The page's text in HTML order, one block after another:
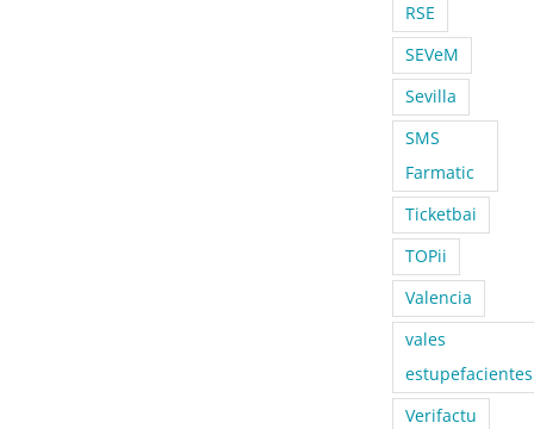
RSE
SEVeM
Sevilla
SMS
Farmatic
Ticketbai
TOPii
Valencia
vales
estupefacientes
Verifactu